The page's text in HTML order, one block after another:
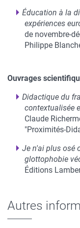
Éducation à la
expériences
de novembre-
Philippe
Ouvrages
Didactique du
contextualisée
Claude
"Proximités-
Je n'ai plus osé
glottophobie
Éditions
Autres